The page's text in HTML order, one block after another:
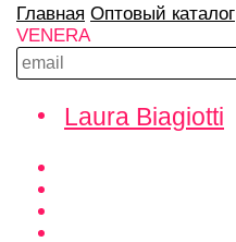
Главная Оптовый каталог
VENERA
Laura Biagiotti